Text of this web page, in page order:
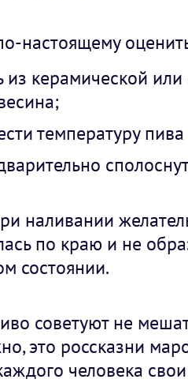
настоящему
из керамической
температуру
наливании
по краю и не
состоянии.
советуют не
это россказни
человека